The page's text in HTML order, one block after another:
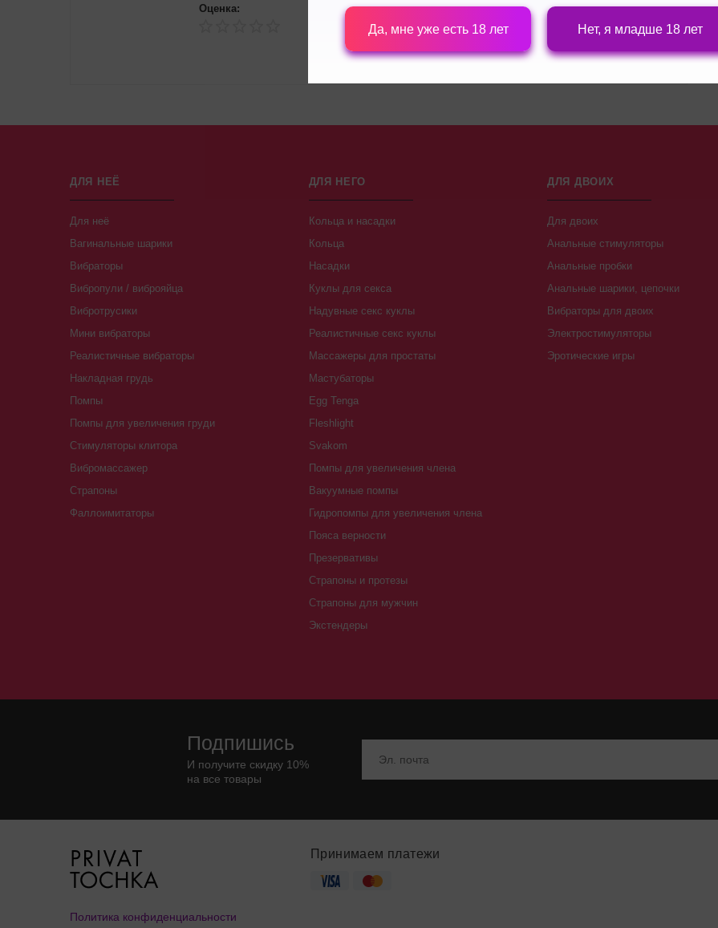
Да, мне уже есть 18 лет Нет, я младше 18 лет
Оценка:
ДЛЯ НЕЁ
Для неё
Вагинальные шарики
Вибраторы
Вибропули / виброяйца
Вибротрусики
Мини вибраторы
Реалистичные вибраторы
Накладная грудь
Помпы
Помпы для увеличения груди
Стимуляторы клитора
Вибромассажер
Страпоны
Фаллоимитаторы
ДЛЯ НЕГО
Кольца и насадки
Кольца
Насадки
Куклы для секса
Надувные секс куклы
Реалистичные секс куклы
Массажеры для простаты
Мастубаторы
Egg Tenga
Fleshlight
Svakom
Помпы для увеличения члена
Вакуумные помпы
Гидропомпы для увеличения члена
Пояса верности
Презервативы
Страпоны и протезы
Страпоны для мужчин
Экстендеры
ДЛЯ ДВОИХ
Для двоих
Анальные стимуляторы
Анальные пробки
Анальные шарики, цепочки
Вибраторы для двоих
Электростимуляторы
Эротические игры
Подпишись
И получите скидку 10%
на все товары
Политика конфиденциальности
Принимаем платежи